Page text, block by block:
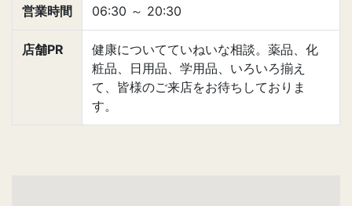
営業時間 06:30 ～ 20:30
店舗PR
健康についてていねいな相談。薬品、化
粧品、日用品、学用品、いろいろ揃え
て、皆様のご来店をお待ちしておりま
す。